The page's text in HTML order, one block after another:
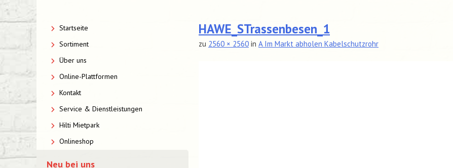
HAWE_STrassenbesen_1
zu 2560 × 2560 in A Im Markt abholen Kabelschutzrohr
Startseite
Sortiment
Über uns
Online-Plattformen
Kontakt
Service & Dienstleistungen
Hilti Mietpark
Onlineshop
Neu bei uns